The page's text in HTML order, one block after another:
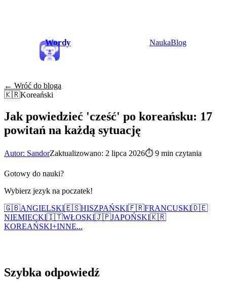
Wordy NaukaBlog
← Wróć do bloga
🇰🇷Koreański
Jak powiedzieć 'cześć' po koreańsku: 17
powitań na każdą sytuację
Autor: SandorZaktualizowano: 2 lipca 2026⏱ 9 min czytania
Gotowy do nauki?
Wybierz jezyk na poczatek!
🇬🇧ANGIELSKI🇪🇸HISZPAŃSKI🇫🇷FRANCUSKI🇩🇪
NIEMIECKI🇮🇹WŁOSKI🇯🇵JAPOŃSKI🇰🇷
KOREAŃSKI+INNE...
Szybka odpowiedź